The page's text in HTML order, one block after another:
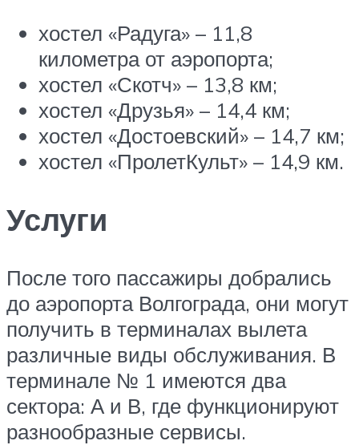
хостел «Радуга» – 11,8
километра от аэропорта;
хостел «Скотч» – 13,8 км;
хостел «Друзья» – 14,4 км;
хостел «Достоевский» – 14,7 км;
хостел «ПролетКульт» – 14,9 км.
Услуги
После того пассажиры добрались
до аэропорта Волгограда, они могут
получить в терминалах вылета
различные виды обслуживания. В
терминале № 1 имеются два
сектора: А и В, где функционируют
разнообразные сервисы.